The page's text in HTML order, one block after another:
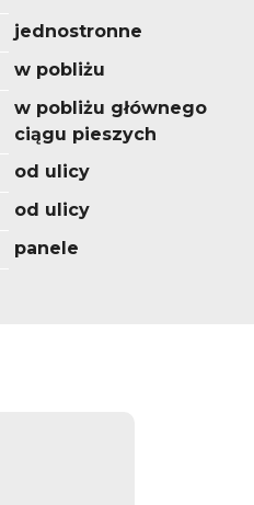
jednostronne
w pobliżu
w pobliżu głównego
ciągu pieszych
od ulicy
od ulicy
panele